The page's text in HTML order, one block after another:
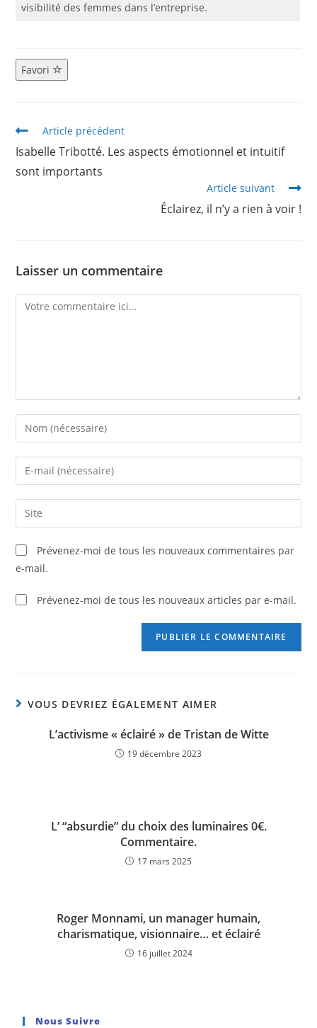
visibilité des femmes dans l’entreprise.
Favori
Article précédent
Isabelle Tribotté. Les aspects émotionnel et intuitif
sont importants
Article suivant
Éclairez, il n’y a rien à voir !
Laisser un commentaire
Prévenez-moi de tous les nouveaux commentaires par
e-mail.
Prévenez-moi de tous les nouveaux articles par e-mail.
VOUS DEVRIEZ ÉGALEMENT AIMER
L’activisme « éclairé » de Tristan de Witte
19 décembre 2023
L’ “absurdie” du choix des luminaires 0€.
Commentaire.
17 mars 2025
Roger Monnami, un manager humain,
charismatique, visionnaire… et éclairé
16 juillet 2024
Nous Suivre